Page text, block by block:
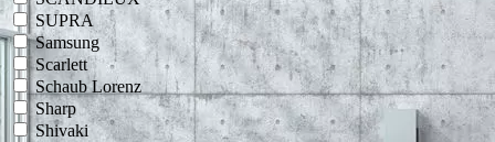
SUPRA
Samsung
Scarlett
Schaub Lorenz
Sharp
Shivaki